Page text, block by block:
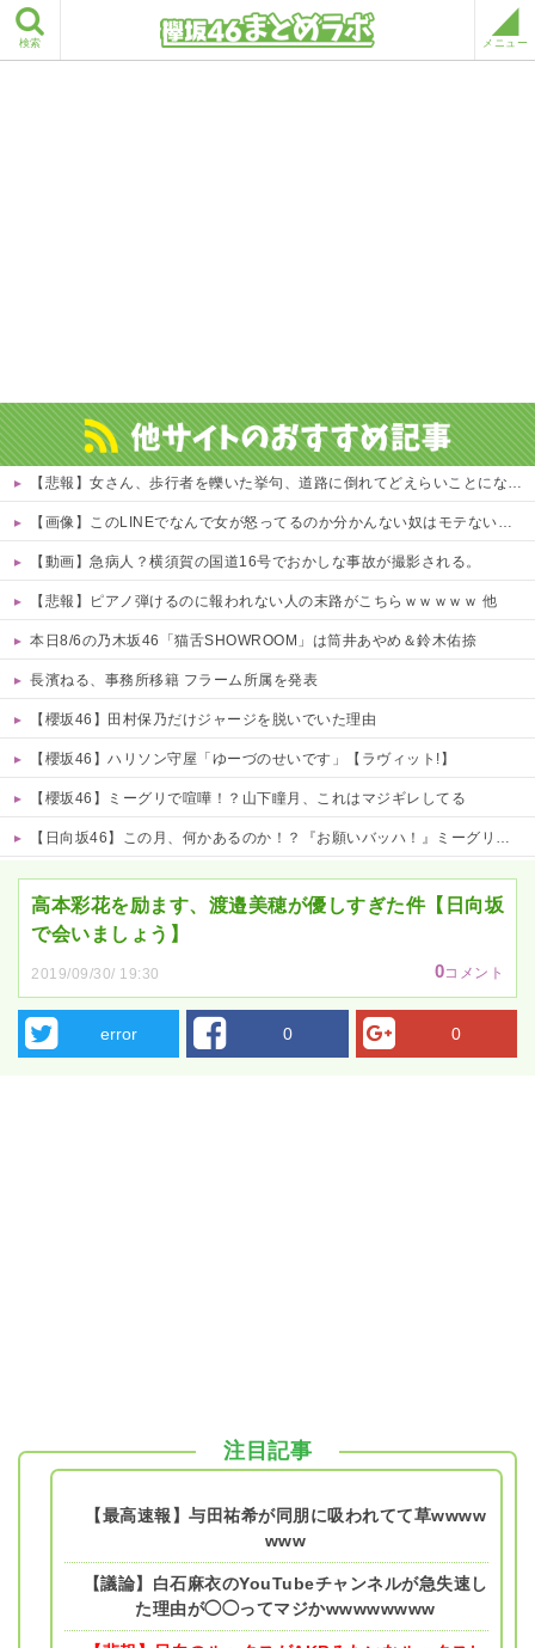
検索 メニュー
【悲報】女さん、歩行者を轢いた挙句、道路に倒れてどえらいことになってしまうw w w w w w w
【画像】このLINEでなんで女が怒ってるのか分かんない奴はモテない奴確定らしい←お前らは勿論わかるよな？？？？？？？
【動画】急病人？横須賀の国道16号でおかしな事故が撮影される。
【悲報】ピアノ弾けるのに報われない人の末路がこちらｗｗｗｗｗ 他
本日8/6の乃木坂46「猫舌SHOWROOM」は筒井あやめ＆鈴木佑捺
長濱ねる、事務所移籍 フラーム所属を発表
【櫻坂46】田村保乃だけジャージを脱いでいた理由
【櫻坂46】ハリソン守屋「ゆーづのせいです」【ラヴィット!】
【櫻坂46】ミーグリで喧嘩！？山下瞳月、これはマジギレしてる
【日向坂46】この月、何かあるのか！？『お願いバッハ！』ミーグリ日程がこちら
高本彩花を励ます、渡邉美穂が優しすぎた件【日向坂
で会いましょう】
2019/09/30/ 19:30 0コメント
error 0 0
注目記事
【最高速報】与田祐希が同朋に吸われてて草wwww
www
【議論】白石麻衣のYouTubeチャンネルが急失速し
た理由が◯◯ってマジかwwwwwwww